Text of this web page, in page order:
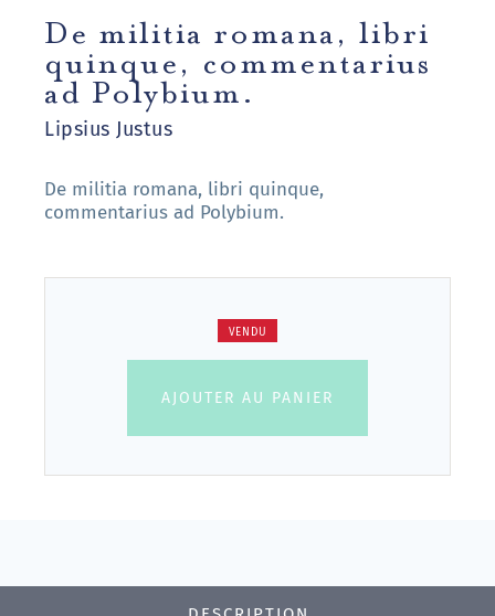
De militia romana, libri
quinque, commentarius
ad Polybium.
Lipsius Justus
De militia romana, libri quinque,
commentarius ad Polybium.
VENDU
AJOUTER AU PANIER